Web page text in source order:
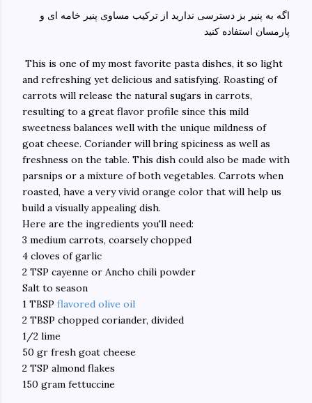
اگه به پنیر بز دسترسی ندارید از ترکیب مساوی پنیر خامه ای و
پارمسان استفاده کنید
This is one of my most favorite pasta dishes, it so light
and refreshing yet delicious and satisfying. Roasting of
carrots will release the natural sugars in carrots,
resulting to a great flavor profile since this mild
sweetness balances well with the unique mildness of
goat cheese. Coriander will bring spiciness as well as
freshness on the table. This dish could also be made with
parsnips or a mixture of both vegetables. Carrots when
roasted, have a very vivid orange color that will help us
build a visually appealing dish.
Here are the ingredients you'll need:
3 medium carrots, coarsely chopped
4 cloves of garlic
2 TSP cayenne or Ancho chili powder
Salt to season
1 TBSP flavored olive oil
2 TBSP chopped coriander, divided
1/2 lime
50 gr fresh goat cheese
2 TSP almond flakes
150 gram fettuccine